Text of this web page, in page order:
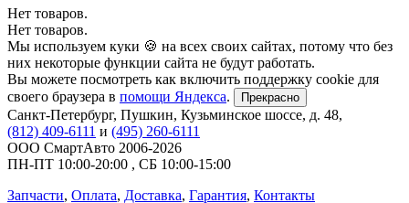
Нет товаров.
Нет товаров.
Мы используем куки 🍪 на всех своих сайтах, потому что без
них некоторые функции сайта не будут работать.
Вы можете посмотреть как включить поддержку cookie для
своего браузера в помощи Яндекса. Прекрасно
Санкт-Петербург, Пушкин, Кузьминское шоссе, д. 48,
(812) 409-6111 и (495) 260-6111
ООО СмартАвто 2006-2026
ПН-ПТ 10:00-20:00 , СБ 10:00-15:00
Запчасти, Оплата, Доставка, Гарантия, Контакты